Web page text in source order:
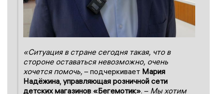
«Ситуация в стране сегодня такая, что в
стороне оставаться невозможно, очень
хочется помочь, – подчеркивает Мария
Надёжина, управляющая розничной сети
детских магазинов «Бегемотик». – Мы хотим